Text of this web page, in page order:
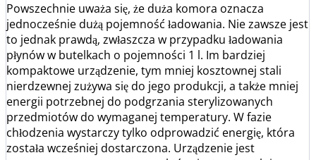
Powszechnie uważa się, że duża komora oznacza
jednocześnie dużą pojemność ładowania. Nie zawsze jest
to jednak prawdą, zwłaszcza w przypadku ładowania
płynów w butelkach o pojemności 1 l. Im bardziej
kompaktowe urządzenie, tym mniej kosztownej stali
nierdzewnej zużywa się do jego produkcji, a także mniej
energii potrzebnej do podgrzania sterylizowanych
przedmiotów do wymaganej temperatury. W fazie
chłodzenia wystarczy tylko odprowadzić energię, która
została wcześniej dostarczona. Urządzenie jest